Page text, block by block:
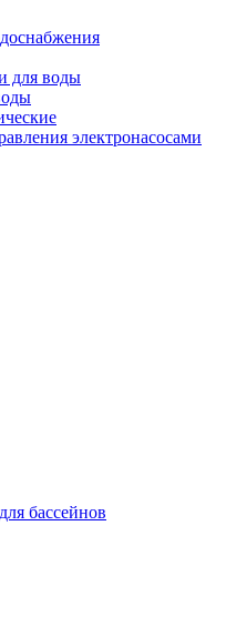
для воды
электронасосами
бассейнов